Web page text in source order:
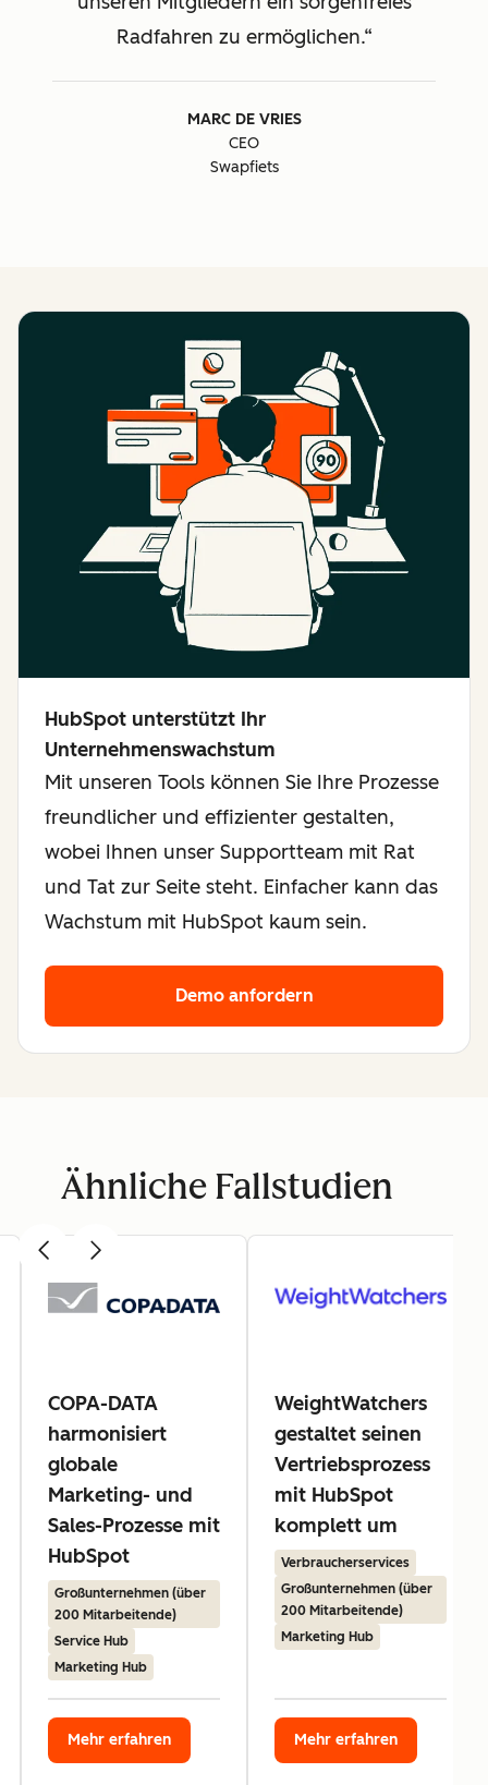
Radfahren zu ermöglichen.
MARC DE VRIES
CEO
Swapfiets
HubSpot unterstützt Ihr
Unternehmenswachstum
Mit unseren Tools können Sie Ihre Prozesse
freundlicher und effizienter gestalten,
wobei Ihnen unser Supportteam mit Rat
und Tat zur Seite steht. Einfacher kann das
Wachstum mit HubSpot kaum sein.
Demo anfordern
Ähnliche Fallstudien
COPA-DATA
harmonisiert
globale
Marketing- und
Sales-Prozesse mit
HubSpot
Großunternehmen (über
200 Mitarbeitende)
Service Hub
Marketing Hub
Mehr erfahren
WeightWatchers
gestaltet seinen
Vertriebsprozess
mit HubSpot
komplett um
Verbraucherservices
Großunternehmen (über
200 Mitarbeitende)
Marketing Hub
Mehr erfahren